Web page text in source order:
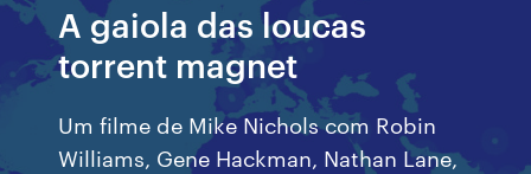
A gaiola das loucas
torrent magnet
Um filme de Mike Nichols com Robin
Williams, Gene Hackman, Nathan Lane,